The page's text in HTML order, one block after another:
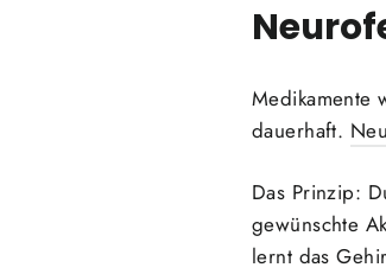
Medikamente
dauerhaft.
Das Prinzip:
gewünschte
lernt das